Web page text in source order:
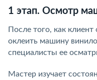
1 этап. Осмотр
После того, как
оклеить машину
специалисты ее
Мастер изучает